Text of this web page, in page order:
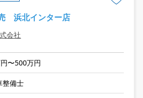
浜北インター店
会社
〜500万円
整備士